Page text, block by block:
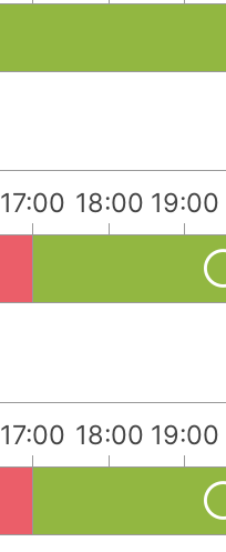
17:00 18:00 19:00
17:00 18:00 19:00